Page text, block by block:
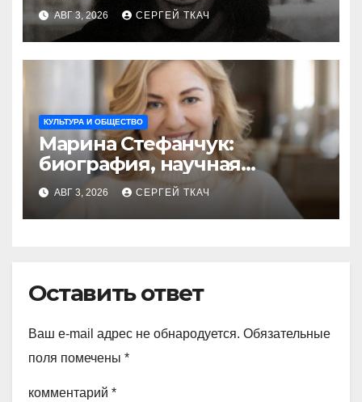
АВГ 3, 2026 СЕРГЕЙ ТКАЧ
КУЛЬТУРА И ОБЩЕСТВО
Марина Стефанчук:
биография, научная
карьера и семья
АВГ 3, 2026 СЕРГЕЙ ТКАЧ
Оставить ответ
Ваш e-mail адрес не обнародуется. Обязательные
поля помечены *
комментарий *